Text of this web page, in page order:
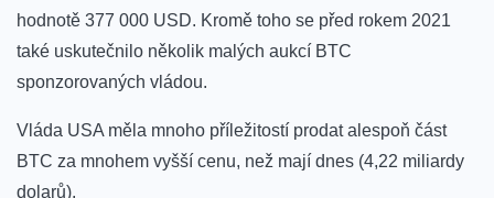
hodnotě 377 000 USD. Kromě toho se před rokem 2021
také uskutečnilo několik malých aukcí BTC
sponzorovaných vládou.
Vláda USA měla mnoho příležitostí prodat alespoň část
BTC za mnohem vyšší cenu, než mají dnes (4,22 miliardy
dolarů).